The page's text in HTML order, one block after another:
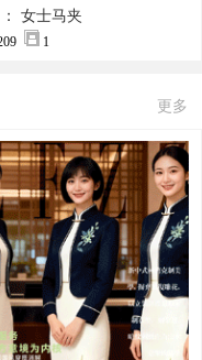
拍摄大图
女士马夹
1
更多